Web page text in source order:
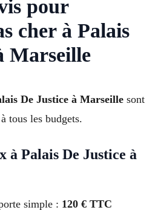
pour
cher à Palais
Marseille
De Justice à Marseille sont
tous les budgets.
à Palais De Justice à
simple : 120 € TTC